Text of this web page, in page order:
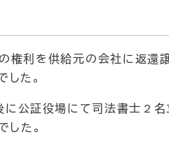
権利を供給元の会社に返還
た。
公証役場にて司法書士２
した。